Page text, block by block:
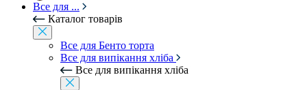
Все для ...
Каталог товарів
Все для Бенто торта
Все для випікання хліба
Все для випікання хліба